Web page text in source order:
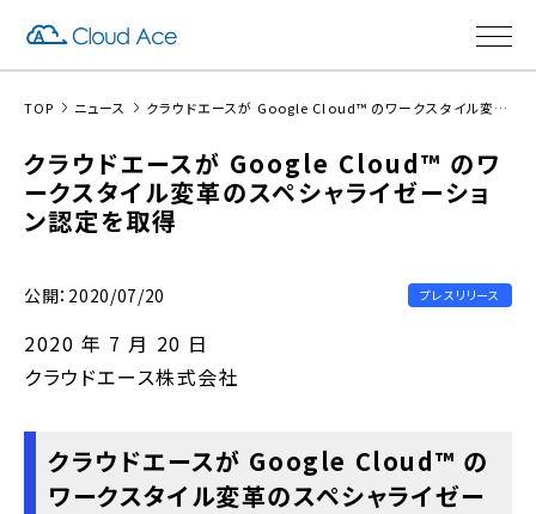
TOP ニュース クラウドエースが Google Cloud™ のワークスタイル変革のスペシャライゼーション認定を取得
クラウドエースが Google Cloud™ のワ
ークスタイル変革のスペシャライゼーショ
ン認定を取得
公開：2020/07/20 プレスリリース
2020 年 7 月 20 日
クラウドエース株式会社
クラウドエースが Google Cloud™ の
ワークスタイル変革のスペシャライゼー